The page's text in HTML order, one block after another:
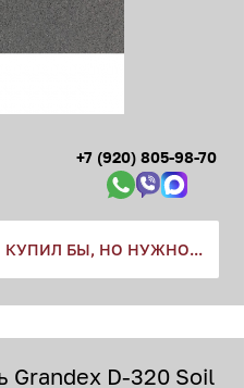
+7 (920) 805-98-70
КУПИЛ БЫ, НО НУЖНО...
Grandex D-320 Soil